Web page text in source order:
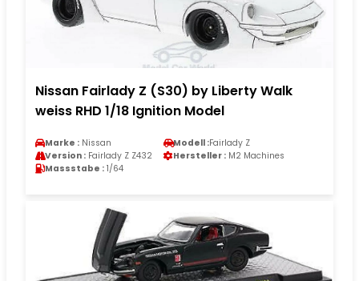
Nissan Fairlady Z (S30) by Liberty Walk
weiss RHD 1/18 Ignition Model
Marke : Nissan Modell :Fairlady Z
Version : Fairlady Z Z432 Hersteller : M2 Machines
Massstabe : 1/64